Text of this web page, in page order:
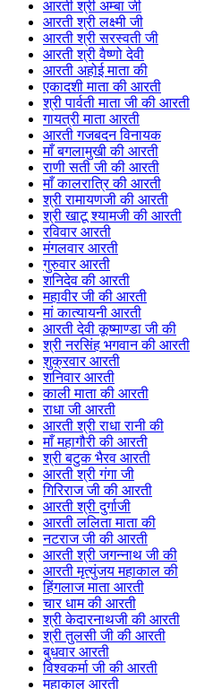
आरती श्री अम्बा जी
आरती श्री लक्ष्मी जी
आरती श्री सरस्वती जी
आरती श्री वैष्णो देवी
आरती अहोई माता की
एकादशी माता की आरती
श्री पार्वती माता जी की आरती
गायत्री माता आरती
आरती गजबदन विनायक
माँ बगलामुखी की आरती
राणी सती जी की आरती
माँ कालरात्रि की आरती
श्री रामायणजी की आरती
श्री खाटू श्यामजी की आरती
रविवार आरती
मंगलवार आरती
गुरुवार आरती
शनिदेव की आरती
महावीर जी की आरती
मां कात्यायनी आरती
आरती देवी कूष्माण्डा जी की
श्री नरसिंह भगवान की आरती
शुक्रवार आरती
शनिवार आरती
काली माता की आरती
राधा जी आरती
आरती श्री राधा रानी की
माँ महागौरी की आरती
श्री बटुक भैरव आरती
आरती श्री गंगा जी
गिरिराज जी की आरती
आरती श्री दुर्गाजी
आरती ललिता माता की
नटराज जी की आरती
आरती श्री जगन्नाथ जी की
आरती मृत्युंजय महाकाल की
हिंगलाज माता आरती
चार धाम की आरती
श्री केदारनाथजी की आरती
श्री तुलसी जी की आरती
बुधवार आरती
विश्वकर्मा जी की आरती
महाकाल आरती